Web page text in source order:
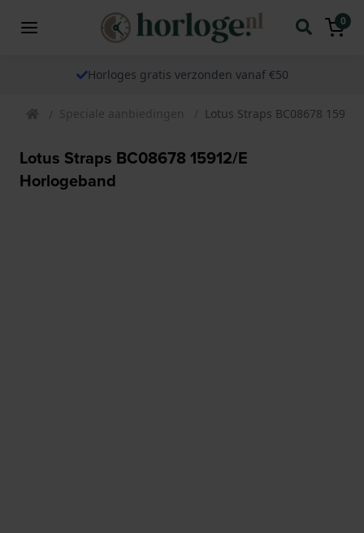
0
Horloges gratis verzonden vanaf €50
Speciale aanbiedingen Lotus Straps BC08678
Lotus Straps BC08678 15912/E
Horlogeband